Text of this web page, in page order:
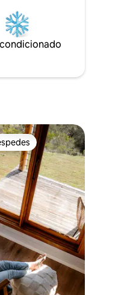
y un televisor
junto con un
Abunda la
preferido